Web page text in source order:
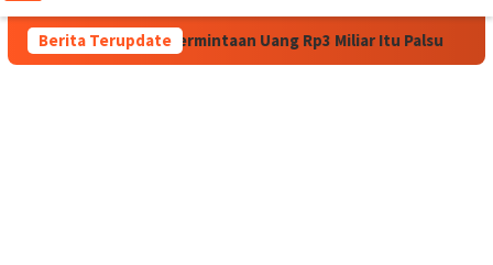
Berita Terupdate
Surat Permintaan Uang Rp3 Miliar Itu Palsu Pulang